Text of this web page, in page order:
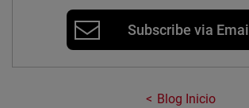
Subscribe via Email
Blog Inicio